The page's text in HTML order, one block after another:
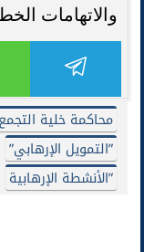
والاتهامات
محاكمة خلية
”التمويل الإرهابي”
”الأنشطة الإرهابية